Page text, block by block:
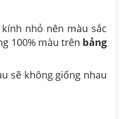
nhỏ nên màu sắc
100% màu trên bảng
sẽ không giống nhau